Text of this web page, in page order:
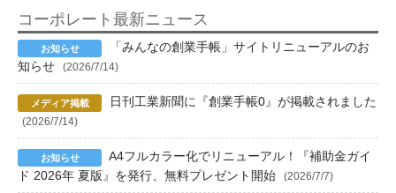
コーポレート最新ニュース
「みんなの創業手帳」サイトリニューアルのお
知らせ
(2026/7/14)
日刊工業新聞に『創業手帳0』が掲載されました
(2026/7/14)
A4フルカラー化でリニューアル！『補助金ガイ
ド 2026年 夏版』を発行、無料プレゼント開始
(2026/7/7)